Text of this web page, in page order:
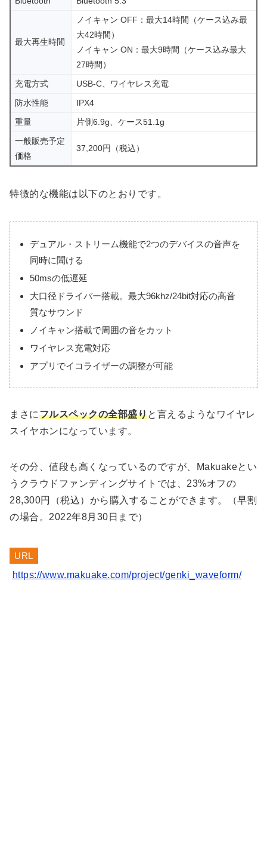
最大再生時間
ノイキャン OFF：最大14時間（ケース込み最
大42時間）
ノイキャン ON：最大9時間（ケース込み最大
27時間）
充電方式
USB-C、ワイヤレス充電
防水性能
IPX4
重量
片側6.9g、ケース51.1g
一般販売予定
価格
37,200円（税込）
特徴的な機能は以下のとおりです。
デュアル・ストリーム機能で2つのデバイスの音声を
同時に聞ける
50msの低遅延
大口径ドライバー搭載。最大96khz/24bit対応の高音
質なサウンド
ノイキャン搭載で周囲の音をカット
ワイヤレス充電対応
アプリでイコライザーの調整が可能
まさにフルスペックの全部盛りと言えるようなワイヤレ
スイヤホンになっています。
その分、値段も高くなっているのですが、Makuakeとい
うクラウドファンディングサイトでは、23%オフの
28,300円（税込）から購入することができます。（早割
の場合。2022年8月30日まで）
URL
https://www.makuake.com/project/genki_waveform/